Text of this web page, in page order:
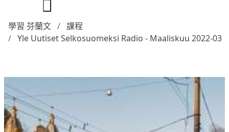
學習 芬蘭文
課程
Yle Uutiset Selkosuomeksi Radio - Maaliskuu 2022-03